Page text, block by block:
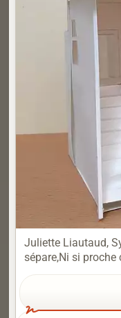
Juliette Liautaud,
sépare,Ni si